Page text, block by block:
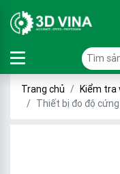
Trang chủ Kiểm tra
Thiết bị đo độ